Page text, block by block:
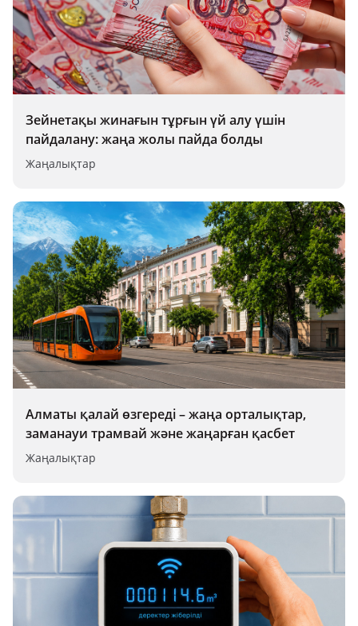
Зейнетақы жинағын тұрғын үй алу үшін
пайдалану: жаңа жолы пайда болды
Жаңалықтар
Алматы қалай өзгереді – жаңа орталықтар,
заманауи трамвай және жаңарған қасбет
Жаңалықтар